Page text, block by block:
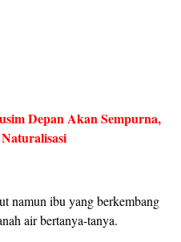
Depan Akan Sempurna,
namun ibu yang berkembang
air bertanya-tanya.